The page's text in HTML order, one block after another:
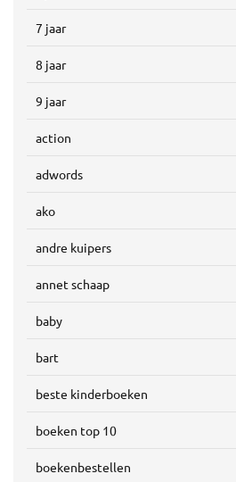
7 jaar
8 jaar
9 jaar
action
adwords
ako
andre kuipers
annet schaap
baby
bart
beste kinderboeken
boeken top 10
boekenbestellen